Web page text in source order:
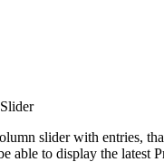
slider with entries,
able to display the latest